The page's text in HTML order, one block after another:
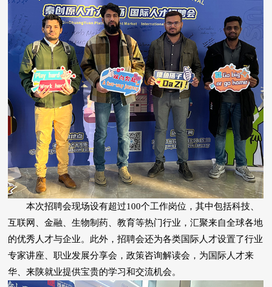
本次招聘会现场设有超过100个工作岗位，其中包括科技、
互联网、金融、生物制药、教育等热门行业，汇聚来自全球各地
的优秀人才与企业。此外，招聘会还为各类国际人才设置了行业
专家讲座、职业发展分享会，政策咨询解读会，为国际人才来
华、来陕就业提供宝贵的学习和交流机会。